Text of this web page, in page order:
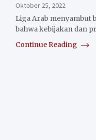
Oktober 25, 2022
Liga Arab menyambut
bahwa kebijakan dan
Continue Reading